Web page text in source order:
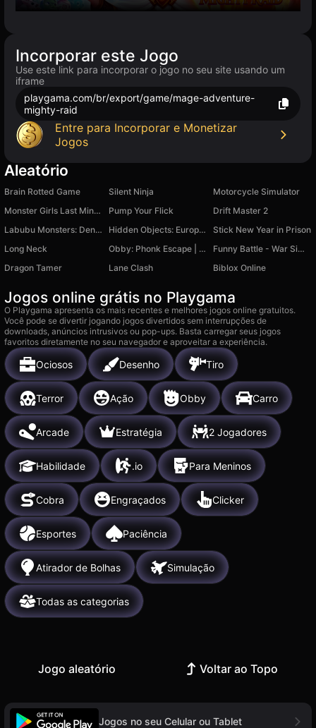
Incorporar este Jogo
Use este link para incorporar o jogo no seu site usando um
iframe
playgama.com/br/export/game/mage-adventure-
mighty-raid
Entre para Incorporar e Monetizar
Jogos
Aleatório
Brain Rotted Game Silent Ninja
Motorcycle Simulator
Monster Girls Last Minute School Prep
Pump Your Flick
Drift Master 2
Labubu Monsters: Dentist Doctor
Hidden Objects: European Journey
Stick New Year in Prison
Long Neck
Obby: Phonk Escape | +1 Speed per Second
Funny Battle - War Simulator
Dragon Tamer
Lane Clash Biblox Online
Jogos online grátis no Playgama
O Playgama apresenta os mais recentes e melhores jogos online gratuitos.
Você pode se divertir jogando jogos divertidos sem interrupções de
downloads, anúncios intrusivos ou pop-ups. Basta carregar seus jogos
favoritos diretamente no seu navegador e aproveitar a experiência.
Ociosos Desenho Tiro
Terror Ação Obby Carro
Arcade Estratégia 2 Jogadores
Habilidade .io Para Meninos
Cobra Engraçados Clicker
Esportes Paciência
Atirador de Bolhas Simulação
Todas as categorias
Jogo aleatório Voltar ao Topo
Jogos no seu Celular ou Tablet